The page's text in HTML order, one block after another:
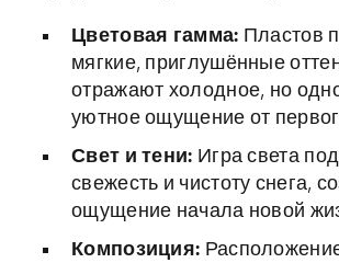
Цветовая гамма: Пластов
мягкие, приглушённые
отражают холодное, но
уютное ощущение от
Свет и тени: Игра света
свежесть и чистоту снега,
ощущение начала новой
Композиция: